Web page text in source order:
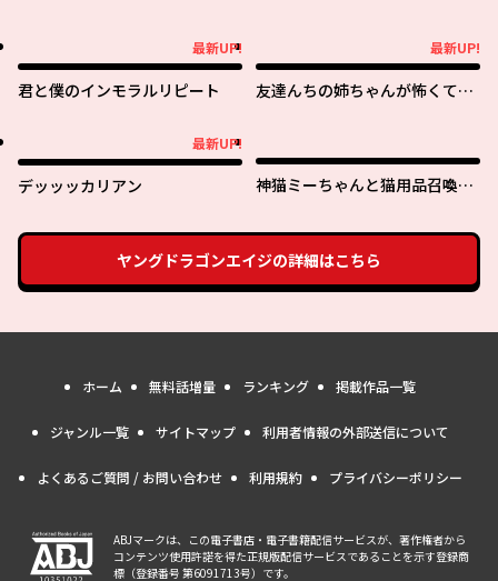
最新UP!
君と僕のインモラルリピート
最新UP!
友達んちの姉ちゃんが怖くてい
最新UP!
デッッッカリアン
神猫ミーちゃんと猫用品召喚師
ふもふスローライフ！～
ヤングドラゴンエイジの詳細はこちら
ホーム 無料話増量 ランキング 掲載作品一覧
ジャンル一覧 サイトマップ 利用者情報の外部送信について
よくあるご質問 / お問い合わせ 利用規約 プライバシーポリシー
ABJマークは、この電子書店・電子書籍配信サービスが、著作権者から
コンテンツ使用許諾を得た正規版配信サービスであることを示す登録商
標（登録番号 第6091713号）です。